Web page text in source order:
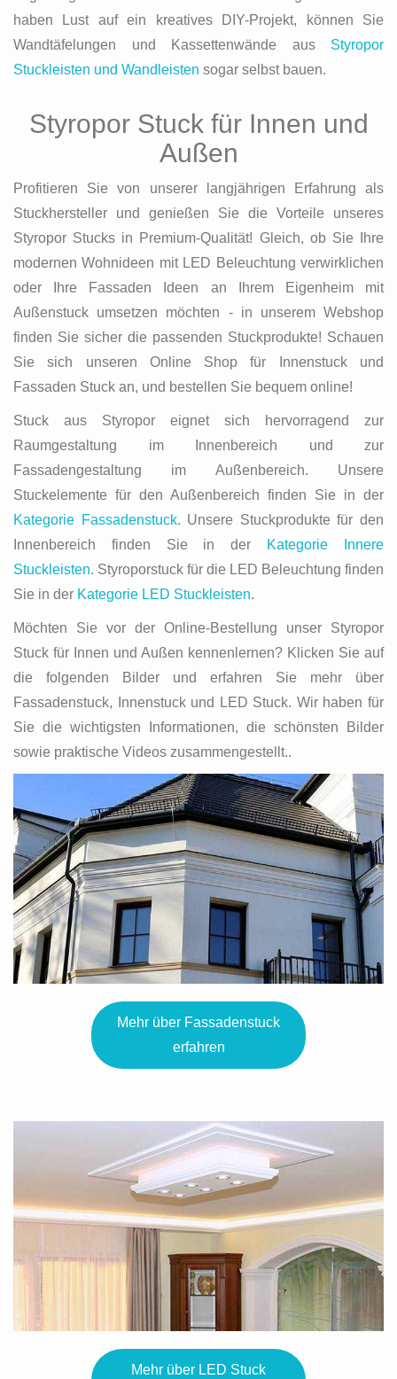
haben Lust auf ein kreatives DIY-Projekt, können Sie
Wandtäfelungen und Kassettenwände aus Styropor
Stuckleisten und Wandleisten sogar selbst bauen.
Styropor Stuck für Innen und
Außen
Profitieren Sie von unserer langjährigen Erfahrung als
Stuckhersteller und genießen Sie die Vorteile unseres
Styropor Stucks in Premium-Qualität! Gleich, ob Sie Ihre
modernen Wohnideen mit LED Beleuchtung verwirklichen
oder Ihre Fassaden Ideen an Ihrem Eigenheim mit
Außenstuck umsetzen möchten - in unserem Webshop
finden Sie sicher die passenden Stuckprodukte! Schauen
Sie sich unseren Online Shop für Innenstuck und
Fassaden Stuck an, und bestellen Sie bequem online!
Stuck aus Styropor eignet sich hervorragend zur
Raumgestaltung im Innenbereich und zur
Fassadengestaltung im Außenbereich. Unsere
Stuckelemente für den Außenbereich finden Sie in der
Kategorie Fassadenstuck. Unsere Stuckprodukte für den
Innenbereich finden Sie in der
Kategorie Innere
Stuckleisten. Styroporstuck für die LED Beleuchtung finden
Sie in der Kategorie LED Stuckleisten.
Möchten Sie vor der Online-Bestellung unser Styropor
Stuck für Innen und Außen kennenlernen? Klicken Sie auf
die folgenden Bilder und erfahren Sie mehr über
Fassadenstuck, Innenstuck und LED Stuck. Wir haben für
Sie die wichtigsten Informationen, die schönsten Bilder
sowie praktische Videos zusammengestellt..
Mehr über Fassadenstuck
erfahren
Mehr über LED Stuck